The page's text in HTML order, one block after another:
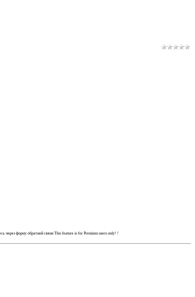
через форму обратной связи This feature is for Premium users only! !